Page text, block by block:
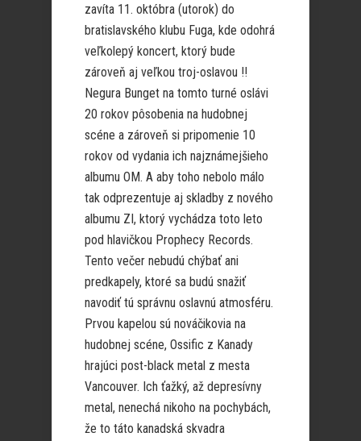
zavíta 11. októbra (utorok) do
bratislavského klubu Fuga, kde odohrá
veľkolepý koncert, ktorý bude
zároveň aj veľkou troj-oslavou !!
Negura Bunget na tomto turné oslávi
20 rokov pôsobenia na hudobnej
scéne a zároveň si pripomenie 10
rokov od vydania ich najznámejšieho
albumu OM. A aby toho nebolo málo
tak odprezentuje aj skladby z nového
albumu ZI, ktorý vychádza toto leto
pod hlavičkou Prophecy Records.
Tento večer nebudú chýbať ani
predkapely, ktoré sa budú snažiť
navodiť tú správnu oslavnú atmosféru.
Prvou kapelou sú nováčikovia na
hudobnej scéne, Ossific z Kanady
hrajúci post-black metal z mesta
Vancouver. Ich ťažký, až depresívny
metal, nenechá nikoho na pochybách,
že to táto kanadská skvadra